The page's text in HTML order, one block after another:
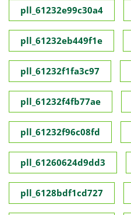
pll_61232e99c30a4
pll_61232eb449f1e
pll_61232f1fa3c97
pll_61232f4fb77ae
pll_61232f96c08fd
pll_61260624d9dd3
pll_6128bdf1cd727